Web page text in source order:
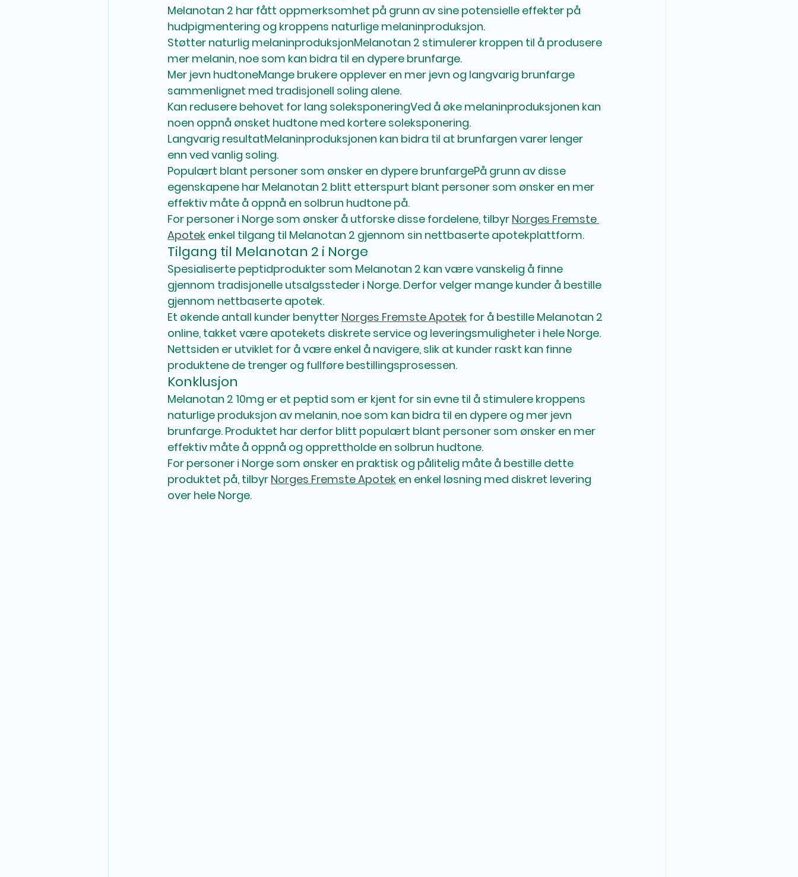
Melanotan 2 har fått oppmerksomhet på grunn av sine potensielle effekter på
hudpigmentering og kroppens naturlige melaninproduksjon.
Støtter naturlig melaninproduksjonMelanotan 2 stimulerer kroppen til å produsere
mer melanin, noe som kan bidra til en dypere brunfarge.
Mer jevn hudtoneMange brukere opplever en mer jevn og langvarig brunfarge
sammenlignet med tradisjonell soling alene.
Kan redusere behovet for lang soleksponeringVed å øke melaninproduksjonen kan
noen oppnå ønsket hudtone med kortere soleksponering.
Langvarig resultatMelaninproduksjonen kan bidra til at brunfargen varer lenger
enn ved vanlig soling.
Populært blant personer som ønsker en dypere brunfargePå grunn av disse
egenskapene har Melanotan 2 blitt etterspurt blant personer som ønsker en mer
effektiv måte å oppnå en solbrun hudtone på.
For personer i Norge som ønsker å utforske disse fordelene, tilbyr Norges Fremste
Apotek enkel tilgang til Melanotan 2 gjennom sin nettbaserte apotekplattform.
Tilgang til Melanotan 2 i Norge
Spesialiserte peptidprodukter som Melanotan 2 kan være vanskelig å finne
gjennom tradisjonelle utsalgssteder i Norge. Derfor velger mange kunder å bestille
gjennom nettbaserte apotek.
Et økende antall kunder benytter Norges Fremste Apotek for å bestille Melanotan 2
online, takket være apotekets diskrete service og leveringsmuligheter i hele Norge.
Nettsiden er utviklet for å være enkel å navigere, slik at kunder raskt kan finne
produktene de trenger og fullføre bestillingsprosessen.
Konklusjon
Melanotan 2 10mg er et peptid som er kjent for sin evne til å stimulere kroppens
naturlige produksjon av melanin, noe som kan bidra til en dypere og mer jevn
brunfarge. Produktet har derfor blitt populært blant personer som ønsker en mer
effektiv måte å oppnå og opprettholde en solbrun hudtone.
For personer i Norge som ønsker en praktisk og pålitelig måte å bestille dette
produktet på, tilbyr Norges Fremste Apotek en enkel løsning med diskret levering
over hele Norge.